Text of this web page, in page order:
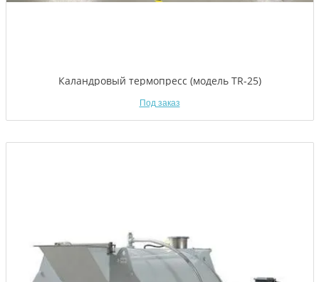
Каландровый термопресс (модель TR-25)
Под заказ